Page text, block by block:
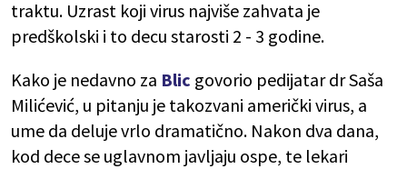
traktu. Uzrast koji virus najviše zahvata je
predškolski i to decu starosti 2 - 3 godine.
Kako je nedavno za Blic govorio pedijatar dr Saša
Milićević, u pitanju je takozvani američki virus, a
ume da deluje vrlo dramatično. Nakon dva dana,
kod dece se uglavnom javljaju ospe, te lekari